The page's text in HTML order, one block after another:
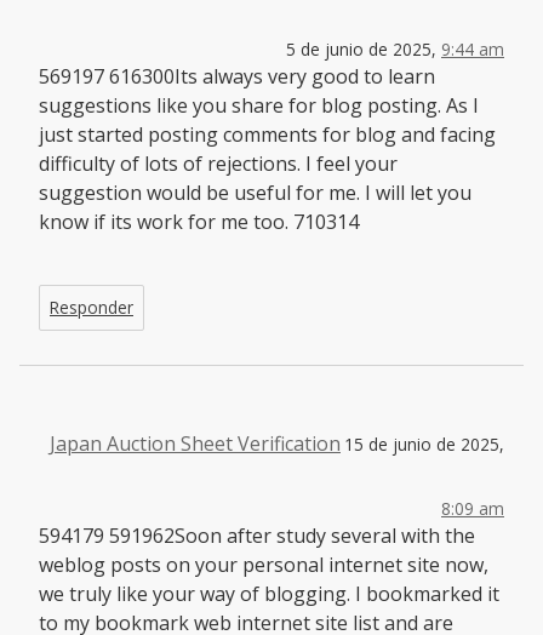
5 de junio de 2025, 9:44 am
569197 616300Its always very good to learn
suggestions like you share for blog posting. As I
just started posting comments for blog and facing
difficulty of lots of rejections. I feel your
suggestion would be useful for me. I will let you
know if its work for me too. 710314
Responder
Japan Auction Sheet Verification 15 de junio de 2025,
8:09 am
594179 591962Soon after study several with the
weblog posts on your personal internet site now,
we truly like your way of blogging. I bookmarked it
to my bookmark web internet site list and are